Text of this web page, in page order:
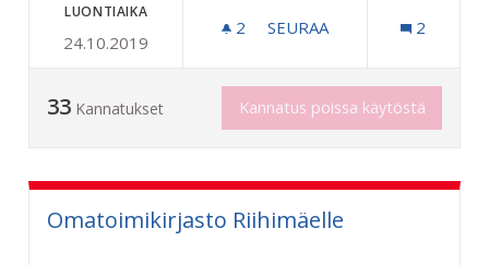
LUONTIAIKA
24.10.2019
2 2 SEURAAJAA
SEURAA 2
33 Kannatukset Kannatus poissa käytöstä
Omatoimikirjasto Riihimäelle